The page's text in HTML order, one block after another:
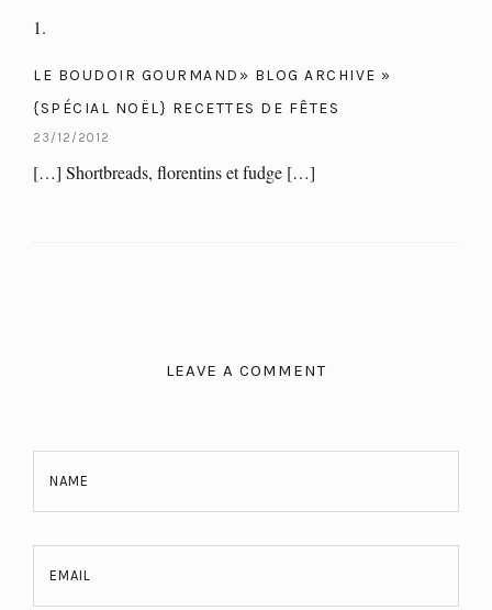
LE BOUDOIR GOURMAND» BLOG ARCHIVE »
{SPÉCIAL NOËL} RECETTES DE FÊTES
23/12/2012
[…] Shortbreads, florentins et fudge […]
LEAVE A COMMENT
NAME
EMAIL